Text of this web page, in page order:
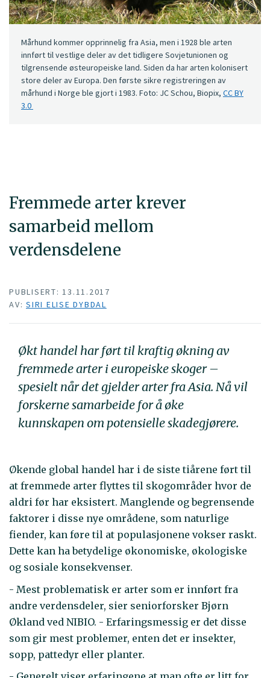
Fremmede arter krever
samarbeid mellom
verdensdelene
Mårhund kommer opprinnelig fra Asia, men i 1928 ble arten
innført til vestlige deler av det tidligere Sovjetunionen og
tilgrensende østeuropeiske land. Siden da har arten kolonisert
store deler av Europa. Den første sikre registreringen av
mårhund i Norge ble gjort i 1983. Foto: JC Schou, Biopix, CC BY
3.0
PUBLISERT: 13.11.2017
AV: SIRI ELISE DYBDAL
Økt handel har ført til kraftig økning av
fremmede arter i europeiske skoger –
spesielt når det gjelder arter fra Asia. Nå vil
forskerne samarbeide for å øke
kunnskapen om potensielle skadegjørere.
Økende global handel har i de siste tiårene ført til
at fremmede arter flyttes til skogområder hvor de
aldri før har eksistert. Manglende og begrensende
faktorer i disse nye områdene, som naturlige
fiender, kan føre til at populasjonene vokser raskt.
Dette kan ha betydelige økonomiske, økologiske
og sosiale konsekvenser.
- Mest problematisk er arter som er innført fra
andre verdensdeler, sier seniorforsker Bjørn
Økland ved NIBIO. - Erfaringsmessig er det disse
som gir mest problemer, enten det er insekter,
sopp, pattedyr eller planter.